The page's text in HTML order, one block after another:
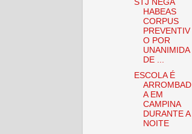
STJ NEGA
HABEAS
CORPUS
PREVENTIV
O POR
UNANIMIDA
DE ...
ESCOLA É
ARROMBAD
A EM
CAMPINA
DURANTE A
NOITE